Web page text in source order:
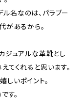
名なのは、パラブー
があるから。
ジュアルな革靴とし
てくれると思います。
いポイント。
す。